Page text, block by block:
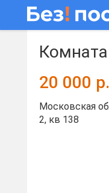
20 000 р.
Московская
2, кв 138